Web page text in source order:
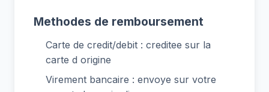
Methodes de remboursement
Carte de credit/debit : creditee sur la
carte d origine
Virement bancaire : envoye sur votre